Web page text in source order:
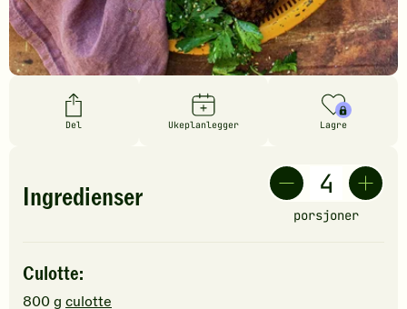
Del Ukeplanlegger Lagre
Ingredienser
porsjoner
Culotte:
800g culotte